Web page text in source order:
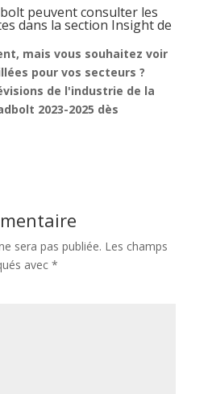
peuvent consulter les
dans la section Insight de
mais vous souhaitez voir
pour vos secteurs ?
de l'industrie de la
2023-2025 dès
sera pas publiée. Les champs
avec *